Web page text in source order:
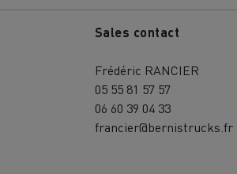
Sales contact
Frédéric RANCIER
05 55 81 57 57
06 60 39 04 33
francier@bernistrucks.fr